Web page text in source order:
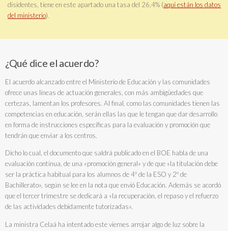
disidentes, tiene en este apartado una tasa del 26,4% (aquí están los datos
del ministerio).
¿Qué dice el acuerdo?
El acuerdo alcanzado entre el Ministerio de Educación y las comunidades
ofrece unas líneas de actuación generales, con más ambigüedades que
certezas, lamentan los profesores. Al final, como las comunidades tienen las
competencias en educación, serán ellas las que le tengan que dar desarrollo
en forma de instrucciones específicas para la evaluación y promoción que
tendrán que enviar a los centros.
Dicho lo cual, el documento que saldrá publicado en el BOE habla de una
evaluación continua, de una «promoción general» y de que «la titulación debe
ser la práctica habitual para los alumnos de 4º de la ESO y 2º de
Bachillerato», según se lee en la nota que envió Educación. Además se acordó
que el tercer trimestre se dedicará a «la recuperación, el repaso y el refuerzo
de las actividades debidamente tutorizadas».
La ministra Celaá ha intentado este viernes arrojar algo de luz sobre la